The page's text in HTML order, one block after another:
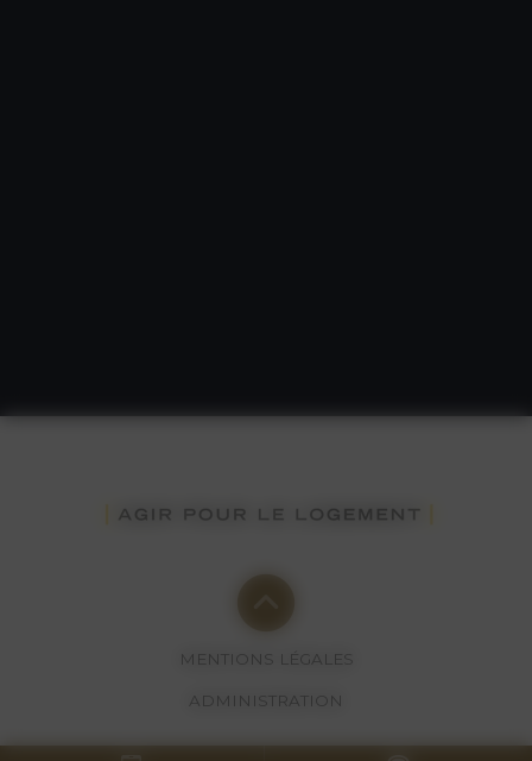
MENTIONS LÉGALES
ADMINISTRATION